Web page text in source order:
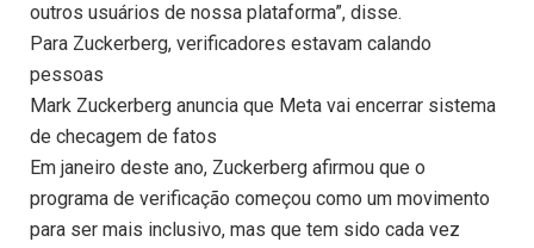
outros usuários de nossa plataforma”, disse.
Para Zuckerberg, verificadores estavam calando
pessoas
Mark Zuckerberg anuncia que Meta vai encerrar sistema
de checagem de fatos
Em janeiro deste ano, Zuckerberg afirmou que o
programa de verificação começou como um movimento
para ser mais inclusivo, mas que tem sido cada vez